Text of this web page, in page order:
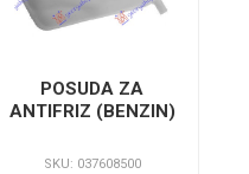
POSUDA ZA
ANTIFRIZ (BENZIN)
SKU: 037608500